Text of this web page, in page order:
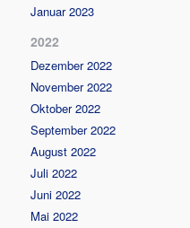
Januar 2023
2022
Dezember 2022
November 2022
Oktober 2022
September 2022
August 2022
Juli 2022
Juni 2022
Mai 2022